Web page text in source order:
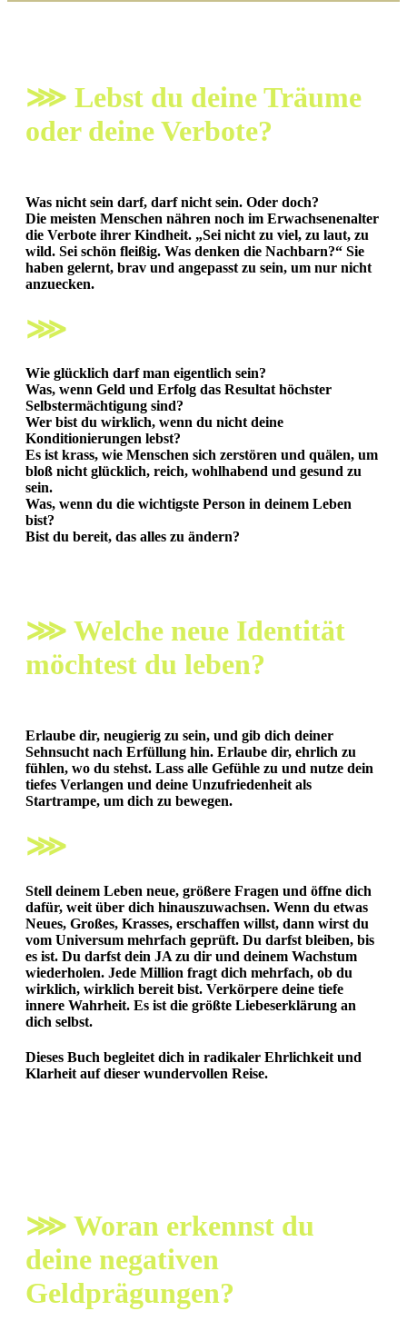
⋙ Lebst du deine Träume
oder deine Verbote?
Was nicht sein darf, darf nicht sein. Oder doch?
Die meisten Menschen nähren noch im Erwachsenenalter
die Verbote ihrer Kindheit. „Sei nicht zu viel, zu laut, zu
wild. Sei schön fleißig. Was denken die Nachbarn?“ Sie
haben gelernt, brav und angepasst zu sein, um nur nicht
anzuecken.
⋙
Wie glücklich darf man eigentlich sein?
Was, wenn Geld und Erfolg das Resultat höchster
Selbstermächtigung sind?
Wer bist du wirklich, wenn du nicht deine
Konditionierungen lebst?
Es ist krass, wie Menschen sich zerstören und quälen, um
bloß nicht glücklich, reich, wohlhabend und gesund zu
sein.
Was, wenn du die wichtigste Person in deinem Leben
bist?
Bist du bereit, das alles zu ändern?
⋙ Welche neue Identität
möchtest du leben?
Erlaube dir, neugierig zu sein, und gib dich deiner
Sehnsucht nach Erfüllung hin. Erlaube dir, ehrlich zu
fühlen, wo du stehst. Lass alle Gefühle zu und nutze dein
tiefes Verlangen und deine Unzufriedenheit als
Startrampe, um dich zu bewegen.
⋙
Stell deinem Leben neue, größere Fragen und öffne dich
dafür, weit über dich hinauszuwachsen. Wenn du etwas
Neues, Großes, Krasses, erschaffen willst, dann wirst du
vom Universum mehrfach geprüft. Du darfst bleiben, bis
es ist. Du darfst dein JA zu dir und deinem Wachstum
wiederholen. Jede Million fragt dich mehrfach, ob du
wirklich, wirklich bereit bist. Verkörpere deine tiefe
innere Wahrheit. Es ist die größte Liebeserklärung an
dich selbst.
Dieses Buch begleitet dich in radikaler Ehrlichkeit und
Klarheit auf dieser wundervollen Reise.
⋙ Woran erkennst du
deine negativen
Geldprägungen?